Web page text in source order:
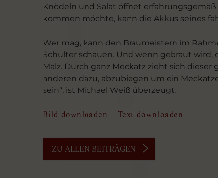
Knödeln und Salat öffnet
kommen möchte, kann die Akkus seines
Wer mag, kann den Braumeistern im
Schulter schauen. Und wenn gebraut
Malz. Durch ganz Meckatz zieht sich
anderen dazu, abzubiegen um ein
sein“, ist Michael Weiß überzeugt.
Bild downloaden Text downloaden
ZU ALLEN BEITRÄGEN